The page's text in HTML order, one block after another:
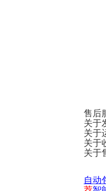
售后
关于
关于
关于
关于
自动